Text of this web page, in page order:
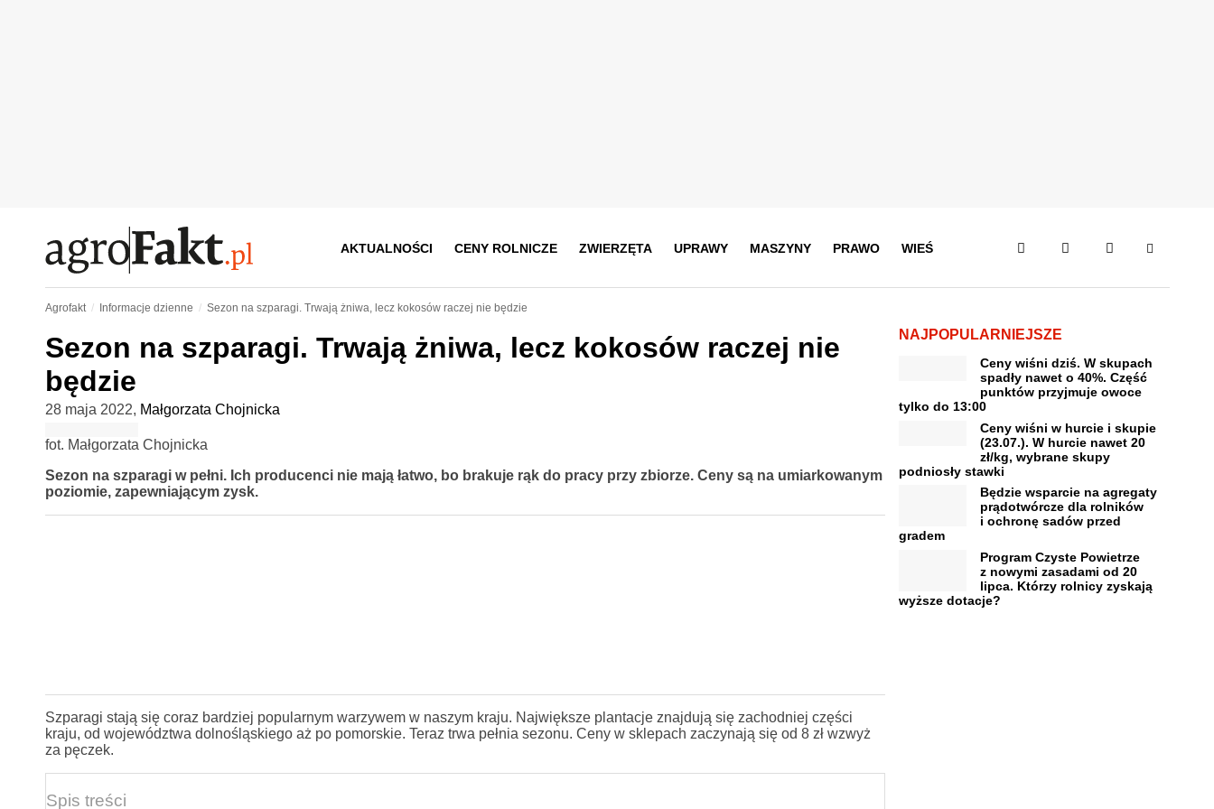
AKTUALNOŚCI CENY ROLNICZE ZWIERZĘTA UPRAWY MASZYNY PRAWO WIEŚ
Agrofakt Informacje dzienne Sezon na szparagi. Trwają żniwa, lecz kokosów raczej nie będzie
Sezon na szparagi. Trwają żniwa, lecz kokosów raczej nie
będzie
28 maja 2022, Małgorzata Chojnicka
fot. Małgorzata Chojnicka
Sezon na szparagi w pełni. Ich producenci nie mają łatwo, bo brakuje rąk do pracy przy zbiorze. Ceny są na umiarkowanym
poziomie, zapewniającym zysk.
Szparagi stają się coraz bardziej popularnym warzywem w naszym kraju. Największe plantacje znajdują się zachodniej części
kraju, od województwa dolnośląskiego aż po pomorskie. Teraz trwa pełnia sezonu. Ceny w sklepach zaczynają się od 8 zł wzwyż
za pęczek.
Spis treści
NAJPOPULARNIEJSZE
Ceny wiśni dziś. W skupach
spadły nawet o 40%. Część
punktów przyjmuje owoce
tylko do 13:00
Ceny wiśni w hurcie i skupie
(23.07.). W hurcie nawet 20
zł/kg, wybrane skupy
podniosły stawki
Będzie wsparcie na agregaty
prądotwórcze dla rolników
i ochronę sadów przed
gradem
Program Czyste Powietrze
z nowymi zasadami od 20
lipca. Którzy rolnicy zyskają
wyższe dotacje?